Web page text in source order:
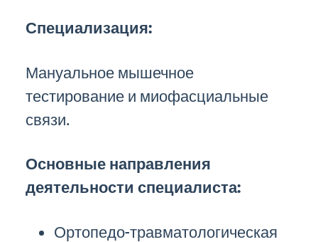
Специализация:
Мануальное мышечное
тестирование и миофасциальные
связи.
Основные направления
деятельности специалиста:
Ортопедо-травматологическая